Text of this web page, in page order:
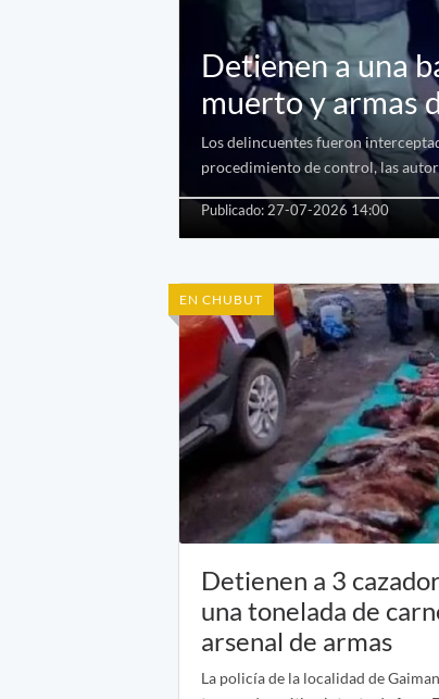
Detienen a una
muerto y armas
Los delincuentes fueron
procedimiento de control, las
Publicado: 27-07-2026 14:00
EN CHUBUT
Detienen a 3
una tonelada de
arsenal de armas
La policía de la localidad de